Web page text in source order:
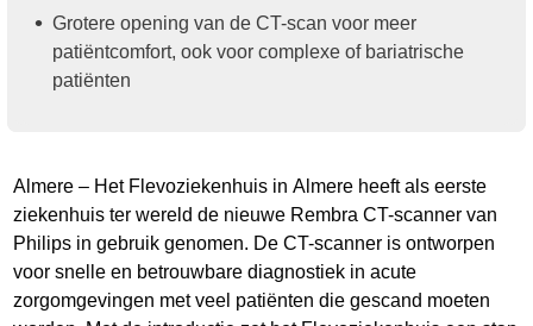
Grotere opening van de CT-scan voor meer
patiëntcomfort, ook voor complexe of bariatrische
patiënten
Almere – Het Flevoziekenhuis in Almere heeft als eerste
ziekenhuis ter wereld de nieuwe Rembra CT-scanner van
Philips in gebruik genomen. De CT-scanner is ontworpen
voor snelle en betrouwbare diagnostiek in acute
zorgomgevingen met veel patiënten die gescand moeten